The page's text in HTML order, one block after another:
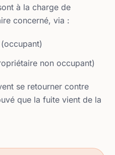
à la charge de
concerné, via :
(occupant)
non occupant)
se retourner contre
que la fuite vient de la